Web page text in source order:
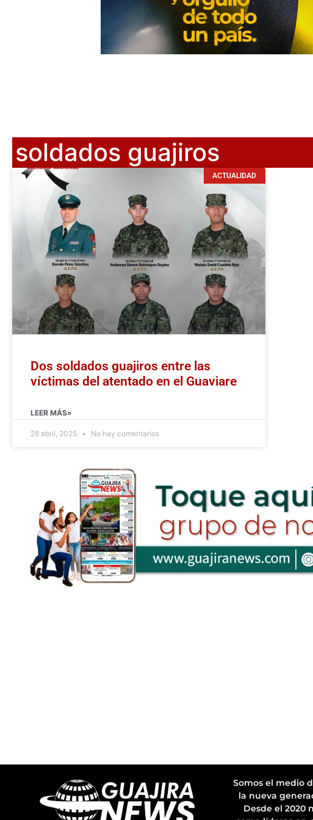
soldados guajiros
ACTUALIDAD
Dos soldados guajiros entre las
víctimas del atentado en el Guaviare
LEER MÁS»
28 abril, 2025 No hay comentarios
Somos el medio
la nueva
Desde el 2020